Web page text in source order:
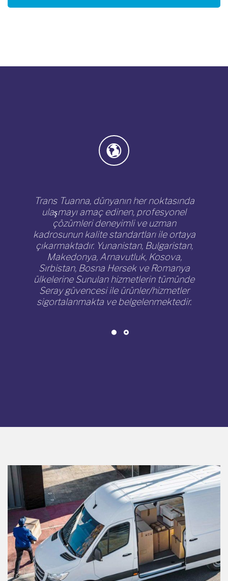
Trans Tuanna, dünyanın her noktasında
ulaşmayı amaç edinen, profesyonel
çözümleri deneyimli ve uzman
kadrosunun kalite standartları ile ortaya
çıkarmaktadır. Yunanistan, Bulgaristan,
Makedonya, Arnavutluk, Kosova,
Sırbistan, Bosna Hersek ve Romanya
ülkelerine Sunulan hizmetlerin tümünde
Seray güvencesi ile ürünler/hizmetler
sigortalanmakta ve belgelenmektedir.